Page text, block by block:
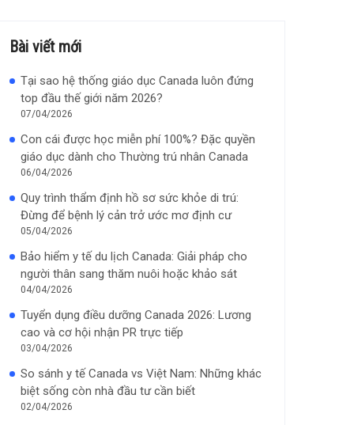
Bài viết mới
Tại sao hệ thống giáo dục Canada luôn đứng
top đầu thế giới năm 2026?
07/04/2026
Con cái được học miễn phí 100%? Đặc quyền
giáo dục dành cho Thường trú nhân Canada
06/04/2026
Quy trình thẩm định hồ sơ sức khỏe di trú:
Đừng để bệnh lý cản trở ước mơ định cư
05/04/2026
Bảo hiểm y tế du lịch Canada: Giải pháp cho
người thân sang thăm nuôi hoặc khảo sát
04/04/2026
Tuyển dụng điều dưỡng Canada 2026: Lương
cao và cơ hội nhận PR trực tiếp
03/04/2026
So sánh y tế Canada vs Việt Nam: Những khác
biệt sống còn nhà đầu tư cần biết
02/04/2026